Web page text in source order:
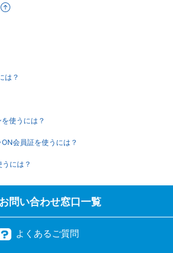
は？
使うには？
会員証を使うには？
には？
お問い合わせ窓口一覧
よくあるご質問